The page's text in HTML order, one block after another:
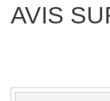
AVIS